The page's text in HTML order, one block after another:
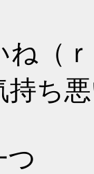
ね（
持ち
つ